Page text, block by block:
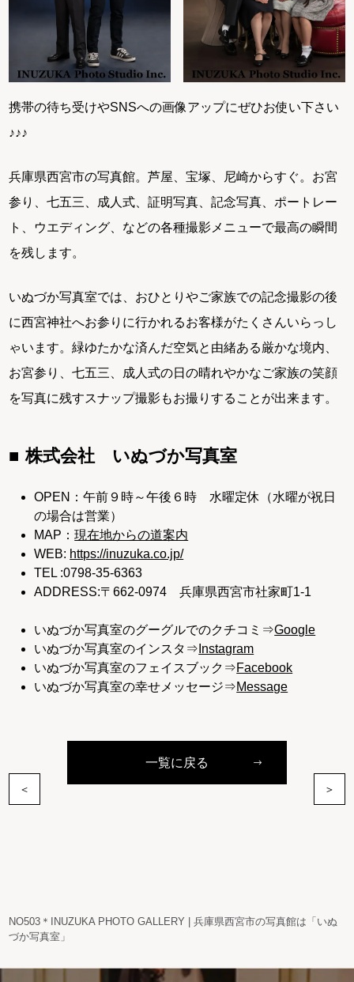
携帯の待ち受けやSNSへの画像アップにぜひお使い下さい
♪♪♪
兵庫県西宮市の写真館。芦屋、宝塚、尼崎からすぐ。お宮
参り、七五三、成人式、証明写真、記念写真、ポートレー
ト、ウエディング、などの各種撮影メニューで最高の瞬間
を残します。
いぬづか写真室では、おひとりやご家族での記念撮影の後
に西宮神社へお参りに行かれるお客様がたくさんいらっし
ゃいます。緑ゆたかな済んだ空気と由緒ある厳かな境内、
お宮参り、七五三、成人式の日の晴れやかなご家族の笑顔
を写真に残すスナップ撮影もお撮りすることが出来ます。
株式会社 いぬづか写真室
OPEN：午前９時～午後６時 水曜定休（水曜が祝日
の場合は営業）
MAP：現在地からの道案内
WEB: https://inuzuka.co.jp/
TEL :0798-35-6363
ADDRESS:〒662-0974 兵庫県西宮市社家町1-1
いぬづか写真室のグーグルでのクチコミ⇒Google
いぬづか写真室のインスタ⇒ Instagram
いぬづか写真室のフェイスブック⇒Facebook
いぬづか写真室の幸せメッセージ⇒Message
＜
一覧に戻る
＞
NO503＊INUZUKA PHOTO GALLERY | 兵庫県西宮市の写真館は「いぬ
づか写真室」